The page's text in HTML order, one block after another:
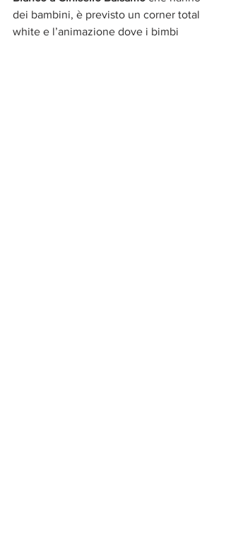
dei bambini, è previsto un corner total
white e l’animazione dove i bimbi